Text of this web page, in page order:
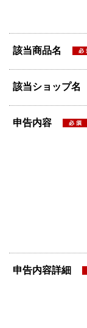
該当商品名
該当ショップ名
申告内容
申告内容詳細